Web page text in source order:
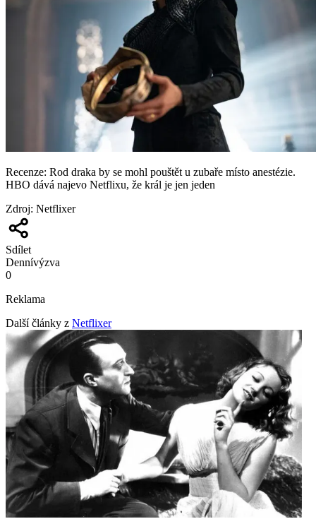
Recenze: Rod draka by se mohl pouštět u zubaře místo anestézie.
HBO dává najevo Netflixu, že král je jen jeden
Zdroj: Netflixer
Sdílet
Dennívýzva
0
Reklama
Další články z Netflixer